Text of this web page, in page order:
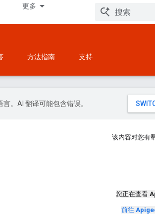
更多
方法指南 支持
。AI 翻译可能包含错误。
该内容对您有
您正在查看
前往